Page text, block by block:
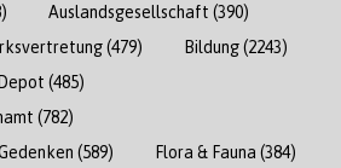
Auslandsgesellschaft (390)
(479) Bildung(2243)
(485)
(782)
(589) Flora & Fauna (384)